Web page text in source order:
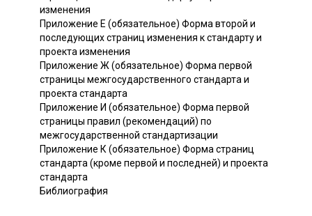
изменения
Приложение Е (обязательное) Форма второй и
последующих страниц изменения к стандарту и
проекта изменения
Приложение Ж (обязательное) Форма первой
страницы межгосударственного стандарта и
проекта стандарта
Приложение И (обязательное) Форма первой
страницы правил (рекомендаций) по
межгосударственной стандартизации
Приложение К (обязательное) Форма страниц
стандарта (кроме первой и последней) и проекта
стандарта
Библиография